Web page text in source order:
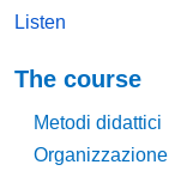
Listen
Navigazione
The course
Metodi didattici
Organizzazione